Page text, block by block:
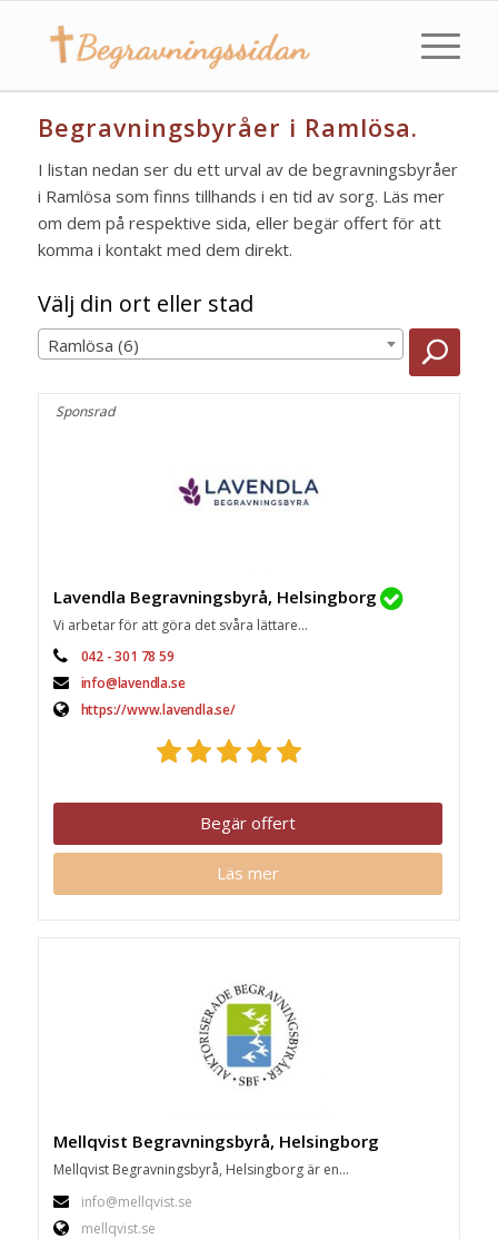
Begravningsbyråer i Ramlösa.
I listan nedan ser du ett urval av de begravningsbyråer
i Ramlösa som finns tillhands i en tid av sorg. Läs mer
om dem på respektive sida, eller begär offert för att
komma i kontakt med dem direkt.
Välj din ort eller stad
Ramlösa (6)
Sponsrad
Lavendla Begravningsbyrå, Helsingborg
Vi arbetar för att göra det svåra lättare...
042 - 301 78 59
info@lavendla.se
https://www.lavendla.se/
Begär offert
Läs mer
Mellqvist Begravningsbyrå, Helsingborg
Mellqvist Begravningsbyrå, Helsingborg är en...
info@mellqvist.se
mellqvist.se